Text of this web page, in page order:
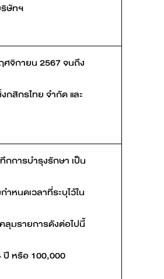
ษัทฯ
ศจิกายน 2567 จนถึง
สิกรไทย จำกัด และ
การบำรุงรักษา เป็น
หนดเวลาที่ระบุไว้ใน
ลุมรายการดังต่อไปนี้
หรือ 100,000